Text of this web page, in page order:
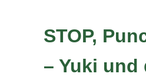
STOP,
– Yuki und